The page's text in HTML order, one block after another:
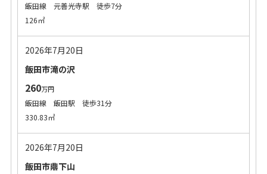
飯田線 元善光寺駅 徒歩7分
126㎡
2026年7月20日
飯田市滝の沢
260万円
飯田線 飯田駅 徒歩31分
330.83㎡
2026年7月20日
飯田市鼎下山